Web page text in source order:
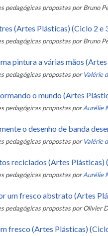
pedagógicas propostas por Bruno
(Artes Plásticas) (Ciclo 2 e
pedagógicas propostas por Bruno
pintura a várias mãos
pedagógicas propostas por Valérie
o mundo (Artes
pedagógicas propostas por Aurélie
o desenho de banda
pedagógicas propostas por Valérie
reciclados (Artes Plásticas)
pedagógicas propostas por Aurélie
um fresco abstrato (Artes
pedagógicas propostas por Olivier
fresco (Artes Plásticas)